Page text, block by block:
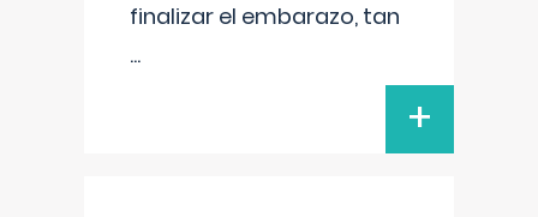
finalizar el embarazo, tan
...
+